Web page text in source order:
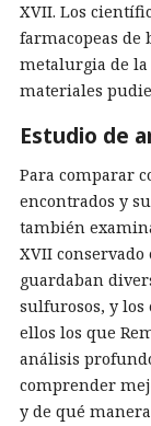
XVII. Los
farmacopeas de
metalurgia de la
materiales
Estudio de
Para comparar
encontrados y
también
XVII
guardaban
sulfurosos, y los
ellos los que
análisis
comprender
y de qué